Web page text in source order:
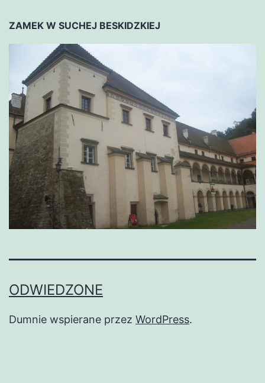
ZAMEK W SUCHEJ BESKIDZKIEJ
ODWIEDZONE
Dumnie wspierane przez WordPress.